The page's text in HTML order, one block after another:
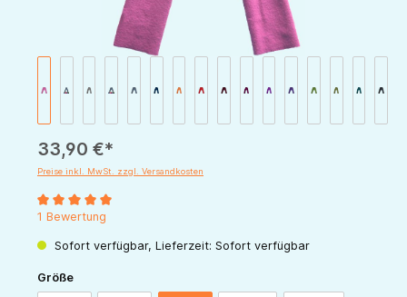
33,90 €*
Preise inkl. MwSt. zzgl. Versandkosten
Durchschnittliche Bewertung von 5 von 5 Sternen
1 Bewertung
Sofort verfügbar, Lieferzeit: Sofort verfügbar
Größeauswählen